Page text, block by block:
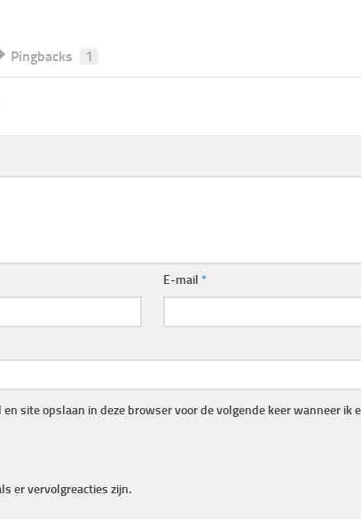
Pingbacks 1
E-mail*
site opslaan in deze browser voor de volgende keer wanneer ik
er vervolgreacties zijn.